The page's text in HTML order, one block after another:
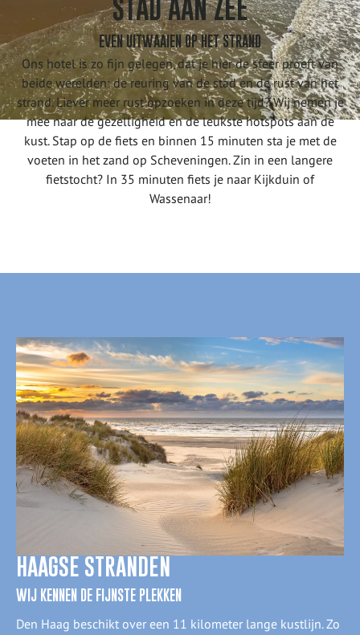
STAD AAN ZEE
EVEN UITWAAIEN OP HET STRAND
Ons hotel is zo fijn gelegen, dat je hier de sfeer proeft van
beide werelden: de reuring van de stad en de rust van het
strand. Liever meer rust opzoeken in deze tijd? Wij nemen je
mee naar de gezelligheid en de leukste hotspots aan de
kust. Stap op de fiets en binnen 15 minuten sta je met de
voeten in het zand op Scheveningen. Zin in een langere
fietstocht? In 35 minuten fiets je naar Kijkduin of
Wassenaar!
HAAGSE STRANDEN
WIJ KENNEN DE FIJNSTE PLEKKEN
Den Haag beschikt over een 11 kilometer lange kustlijn. Zo